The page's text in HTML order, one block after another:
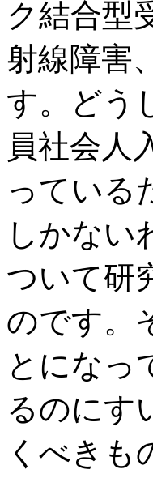
ク結合型
射線障害
す。どう
員社会人
っている
しかない
ついて研
のです。
とになっ
るのにす
くべきも